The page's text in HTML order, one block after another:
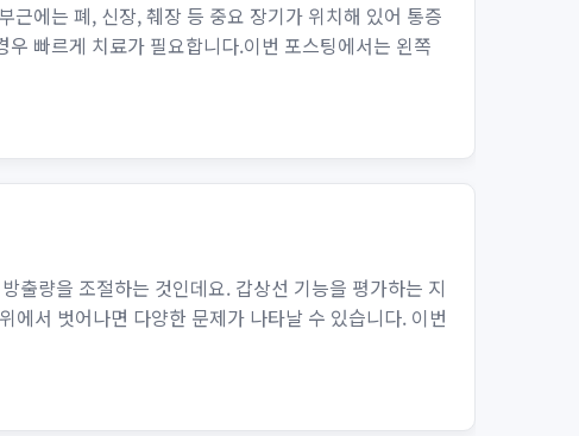
에는 폐, 신장, 췌장 등 중요 장기가 위치해 있어 통증
빠르게 치료가 필요합니다.이번 포스팅에서는 왼쪽
출량을 조절하는 것인데요. 갑상선 기능을 평가하는 지
서 벗어나면 다양한 문제가 나타날 수 있습니다. 이번